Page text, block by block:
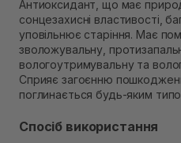
Антиоксидант, що має
сонцезахисні властивості,
уповільнює старіння. Має
зволожувальну,
вологоутримувальну та
Сприяє загоєнню
поглинається будь-яким
Спосіб використання